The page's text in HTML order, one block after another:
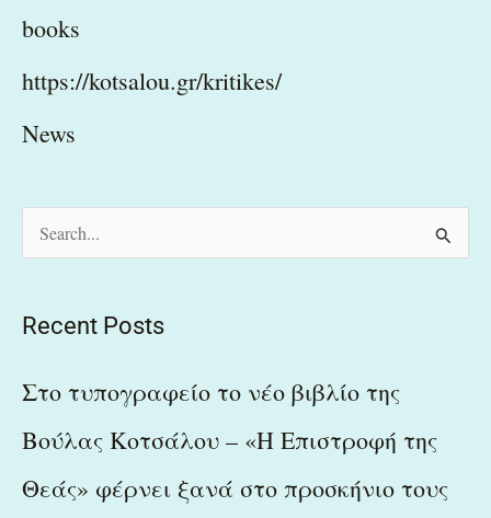
books
https://kotsalou.gr/kritikes/
News
c
f
o
Recent Posts
Στο τυπογραφείο το νέο βιβλίο της
Βούλας Κοτσάλου – «Η Επιστροφή της
Θεάς» φέρνει ξανά στο προσκήνιο τους